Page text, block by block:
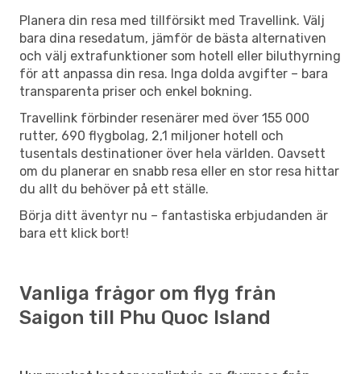
Planera din resa med tillförsikt med Travellink. Välj
bara dina resedatum, jämför de bästa alternativen
och välj extrafunktioner som hotell eller biluthyrning
för att anpassa din resa. Inga dolda avgifter – bara
transparenta priser och enkel bokning.
Travellink förbinder resenärer med över 155 000
rutter, 690 flygbolag, 2,1 miljoner hotell och
tusentals destinationer över hela världen. Oavsett
om du planerar en snabb resa eller en stor resa hittar
du allt du behöver på ett ställe.
Börja ditt äventyr nu – fantastiska erbjudanden är
bara ett klick bort!
Vanliga frågor om flyg från
Saigon till Phu Quoc Island